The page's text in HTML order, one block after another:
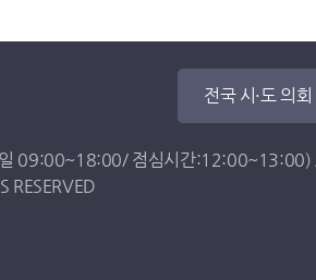
전국 시·도 의회
09:00~18:00/ 점심시간
RESERVED